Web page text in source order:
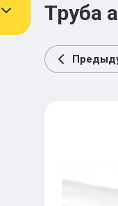
Труба